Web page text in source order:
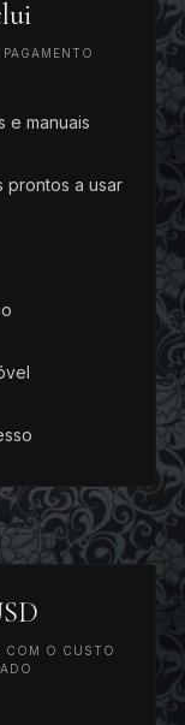
e manuais
prontos a usar
COM O CUSTO